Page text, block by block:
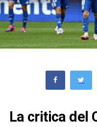
La critica del